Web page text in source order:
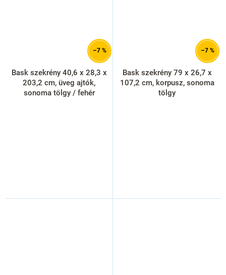
–7 %
Bask szekrény 40,6 x 28,3 x
203,2 cm, üveg ajtók,
sonoma tölgy / fehér
–7 %
Bask szekrény 79 x 26,7 x
107,2 cm, korpusz, sonoma
tölgy